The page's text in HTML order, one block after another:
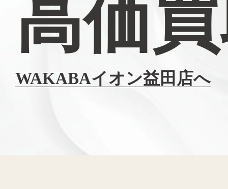
スマホ買取 文具買取
イヤホン
ヘッドホン買取
高価
WAKABAイオン益田店へ